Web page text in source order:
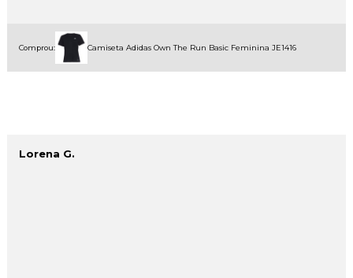
Comprou: Camiseta Adidas Own The Run Basic Feminina JE1416
Lorena G.